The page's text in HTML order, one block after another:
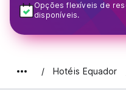
Opções flexíveis de
disponíveis.
Hotéis Equador